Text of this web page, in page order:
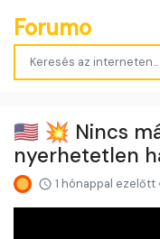
Forumo
🇺🇸 💥 Nincs
nyerhetetlen
1 hónappal ezelőtt